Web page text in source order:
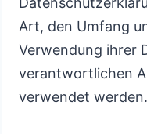
Art, den Umfang
Verwendung ihrer
verantwortlichen
verwendet werden.